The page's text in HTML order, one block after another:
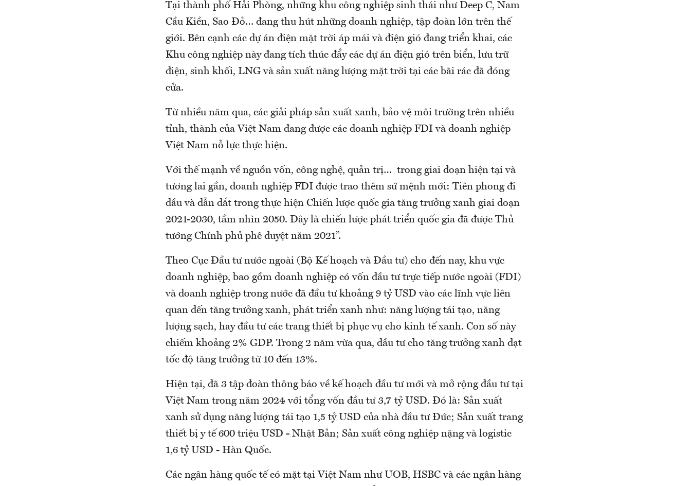
Tại thành phố Hải Phòng, những khu công nghiệp sinh thái như Deep C, Nam
Cầu Kiền, Sao Đỏ… đang thu hút những doanh nghiệp, tập đoàn lớn trên thế
giới. Bên cạnh các dự án điện mặt trời áp mái và điện gió đang triển khai, các
Khu công nghiệp này đang tích thúc đẩy các dự án điện gió trên biển, lưu trữ
điện, sinh khối, LNG và sản xuất năng lượng mặt trời tại các bãi rác đã đóng
cửa.
Từ nhiều năm qua, các giải pháp sản xuất xanh, bảo vệ môi trường trên nhiều
tỉnh, thành của Việt Nam đang được các doanh nghiệp FDI và doanh nghiệp
Việt Nam nỗ lực thực hiện.
Với thế mạnh về nguồn vốn, công nghệ, quản trị… trong giai đoạn hiện tại và
tương lai gần, doanh nghiệp FDI được trao thêm sứ mệnh mới: Tiên phong đi
đầu và dẫn dắt trong thực hiện Chiến lược quốc gia tăng trưởng xanh giai đoạn
2021-2030, tầm nhìn 2050. Đây là chiến lược phát triển quốc gia đã được Thủ
tướng Chính phủ phê duyệt năm 2021”.
Theo Cục Đầu tư nước ngoài (Bộ Kế hoạch và Đầu tư) cho đến nay, khu vực
doanh nghiệp, bao gồm doanh nghiệp có vốn đầu tư trực tiếp nước ngoài (FDI)
và doanh nghiệp trong nước đã đầu tư khoảng 9 tỷ USD vào các lĩnh vực liên
quan đến tăng trưởng xanh, phát triển xanh như: năng lượng tái tạo, năng
lượng sạch, hay đầu tư các trang thiết bị phục vụ cho kinh tế xanh. Con số này
chiếm khoảng 2% GDP. Trong 2 năm vừa qua, đầu tư cho tăng trưởng xanh đạt
tốc độ tăng trưởng từ 10 đến 13%.
Hiện tại, đã 3 tập đoàn thông báo về kế hoạch đầu tư mới và mở rộng đầu tư tại
Việt Nam trong năm 2024 với tổng vốn đầu tư 3,7 tỷ USD. Đó là: Sản xuất
xanh sử dụng năng lượng tái tạo 1,5 tỷ USD của nhà đầu tư Đức; Sản xuất trang
thiết bị y tế 600 triệu USD - Nhật Bản; Sản xuất công nghiệp nặng và logistic
1,6 tỷ USD - Hàn Quốc.
Các ngân hàng quốc tế có mặt tại Việt Nam như UOB, HSBC và các ngân hàng